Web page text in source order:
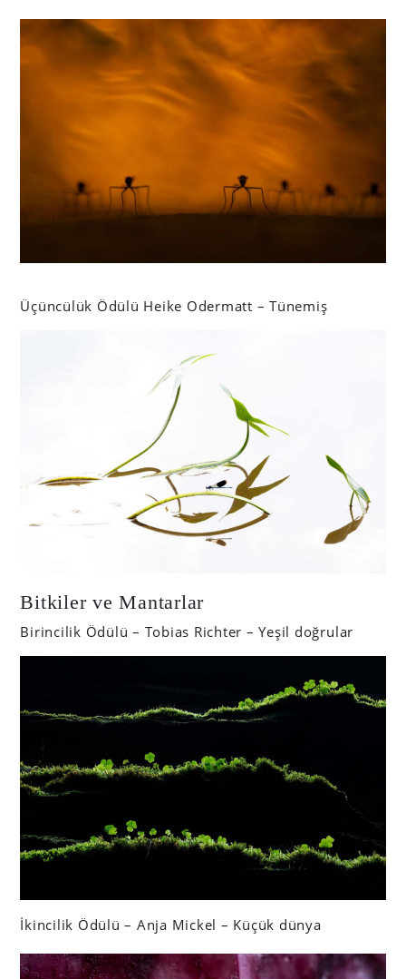
Üçüncülük Ödülü Heike Odermatt – Tünemiş
Bitkiler ve Mantarlar
Birincilik Ödülü – Tobias Richter – Yeşil doğrular
İkincilik Ödülü – Anja Mickel – Küçük dünya